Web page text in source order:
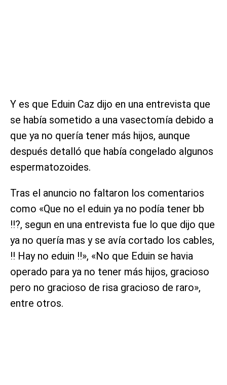
Y es que Eduin Caz dijo en una entrevista que
se había sometido a una vasectomía debido a
que ya no quería tener más hijos, aunque
después detalló que había congelado algunos
espermatozoides.
Tras el anuncio no faltaron los comentarios
como «Que no el eduin ya no podía tener bb
!!?, segun en una entrevista fue lo que dijo que
ya no quería mas y se avía cortado los cables,
!! Hay no eduin !!», «No que Eduin se havia
operado para ya no tener más hijos, gracioso
pero no gracioso de risa gracioso de raro»,
entre otros.